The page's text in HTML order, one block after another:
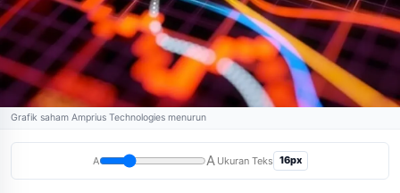
Grafik saham Amprius Technologies menurun
A A Ukuran Teks 16px